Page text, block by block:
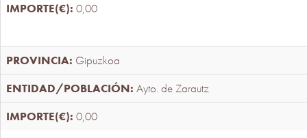
0,00
Gipuzkoa
Ayto. de Zarautz
0,00